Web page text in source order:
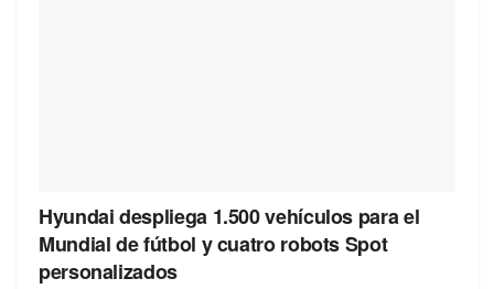
Hyundai despliega 1.500 vehículos para el
Mundial de fútbol y cuatro robots Spot
personalizados